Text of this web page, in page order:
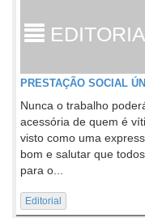
PRESTAÇÃO SOCIAL
Nunca o trabalho
acessória de quem é
visto como uma
bom e salutar que
para o...
Editorial